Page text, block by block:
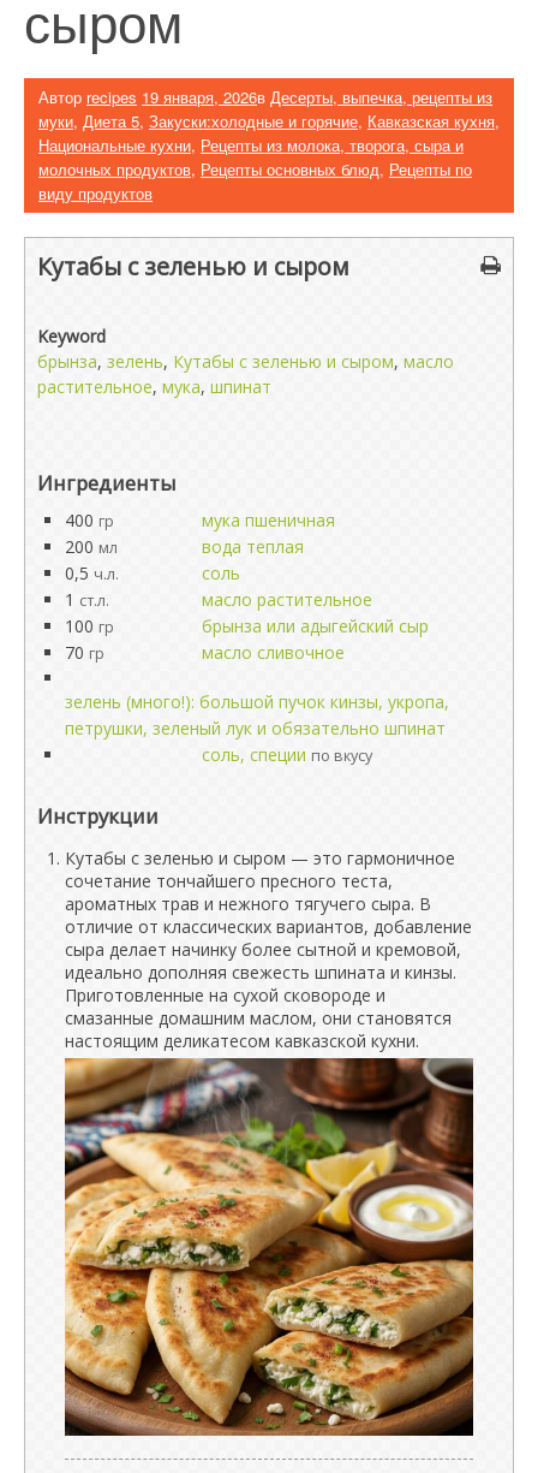
сыром
Автор recipes 19 января, 2026в Десерты, выпечка, рецепты из
муки, Диета 5, Закуски:холодные и горячие, Кавказская кухня,
Национальные кухни, Рецепты из молока, творога, сыра и
молочных продуктов, Рецепты основных блюд, Рецепты по
виду продуктов
Кутабы с зеленью и сыром
Keyword
брынза, зелень, Кутабы с зеленью и сыром, масло
растительное, мука, шпинат
Ингредиенты
400 гр
мука пшеничная
200 мл
вода теплая
0,5 ч.л.
соль
1 ст.л.
масло растительное
100 гр
брынза или адыгейский сыр
70 гр масло сливочное
зелень (много!): большой пучок кинзы, укропа,
петрушки, зеленый лук и обязательно шпинат
соль, специи по вкусу
Инструкции
Кутабы с зеленью и сыром — это гармоничное
сочетание тончайшего пресного теста,
ароматных трав и нежного тягучего сыра. В
отличие от классических вариантов, добавление
сыра делает начинку более сытной и кремовой,
идеально дополняя свежесть шпината и кинзы.
Приготовленные на сухой сковороде и
смазанные домашним маслом, они становятся
настоящим деликатесом кавказской кухни.